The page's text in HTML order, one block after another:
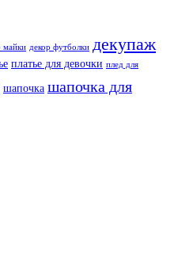
майки декор футболки декупаж
платье для девочки плед для
шапочка шапочка для